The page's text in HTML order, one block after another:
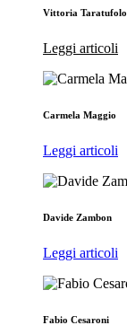
Vittoria Taratufolo
Leggi articoli
Carmela Maggio
Leggi articoli
Davide Zambon
Leggi articoli
Fabio Cesaroni